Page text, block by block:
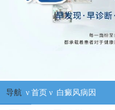
导航 ν 首页ν 白癜风病因